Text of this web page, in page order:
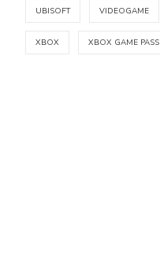
UBISOFT VIDEOGAME
XBOX XBOX GAME PASS